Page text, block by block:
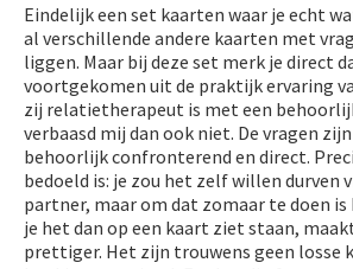
Eindelijk een set kaarten waar je echt
al verschillende andere kaarten met
liggen. Maar bij deze set merk je direct
voortgekomen uit de praktijk ervaring
zij relatietherapeut is met een
verbaasd mij dan ook niet. De vragen
behoorlijk confronterend en direct.
bedoeld is: je zou het zelf willen durven
partner, maar om dat zomaar te doen is
je het dan op een kaart ziet staan,
prettiger. Het zijn trouwens geen losse